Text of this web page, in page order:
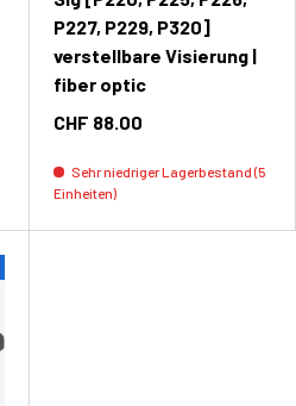
P227, P229, P320]
verstellbare Visierung |
fiber optic
CHF 88.00
Sehr niedriger Lagerbestand (5
Einheiten)